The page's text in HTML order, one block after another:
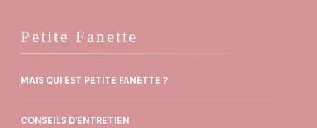
Petite Fanette
MAIS QUI EST PETITE FANETTE ?
CONSEILS D'ENTRETIEN